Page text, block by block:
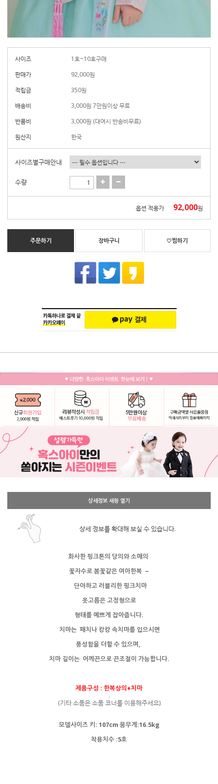
사이즈
1호~10호구매
판매가
92,000원
적립금
350원
배송비
3,000원 7만원이상 무료
반품비
3,000원 (대여시 반송비무료)
원산지
한국
사이즈별구매안내
수량
옵션 적용가 92,000원
주문하기 장바구니 ♡찜하기
상세정보 새창 열기
상세 정보를 확대해 보실 수 있습니다.
화사한 핑크톤의 당의와 소매의
꽃자수로봄꽃같은 여아한복 ~
단아하고 러블리한 핑크치마
옷고름은 고정형으로
형태를 예쁘게 잡아줍니다.
치마는 패치나캉캉 속치마를 입으시면
풍성함을 더할 수 있으며,
치마 길이는 어께끈으로 끈조절이 가능합니다.
제품구성 : 한복상의+치마
.
(기타 소품은 소품 코너를 이용해주세요)
모델사이즈 키: 107cm 뭄무게:16.5kg
착용치수 :5호